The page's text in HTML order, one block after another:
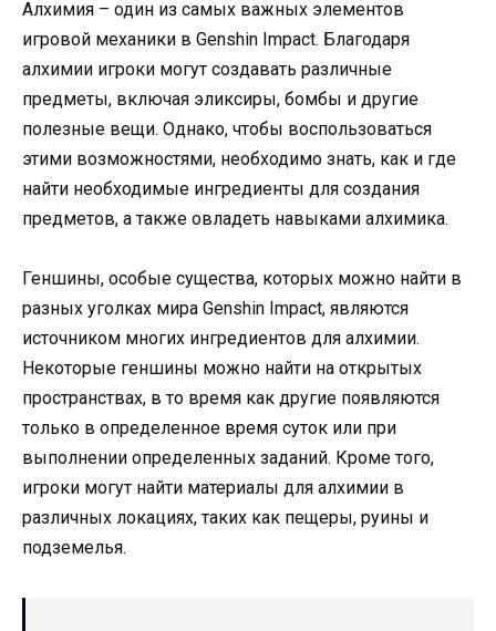
Алхимия – один из самых важных элементов
игровой механики в Genshin Impact. Благодаря
алхимии игроки могут создавать различные
предметы, включая эликсиры, бомбы и другие
полезные вещи. Однако, чтобы воспользоваться
этими возможностями, необходимо знать, как и где
найти необходимые ингредиенты для создания
предметов, а также овладеть навыками алхимика.
Геншины, особые существа, которых можно найти в
разных уголках мира Genshin Impact, являются
источником многих ингредиентов для алхимии.
Некоторые геншины можно найти на открытых
пространствах, в то время как другие появляются
только в определенное время суток или при
выполнении определенных заданий. Кроме того,
игроки могут найти материалы для алхимии в
различных локациях, таких как пещеры, руины и
подземелья.